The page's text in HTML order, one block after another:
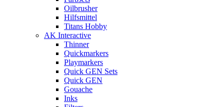
Oilbrusher
Hilfsmittel
Titans Hobby
AK Interactive
Thinner
Quickmarkers
Playmarkers
Quick GEN Sets
Quick GEN
Gouache
Inks